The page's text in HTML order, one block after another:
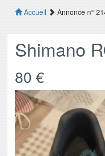
Accueil Annonce n°
Shimano
80 €